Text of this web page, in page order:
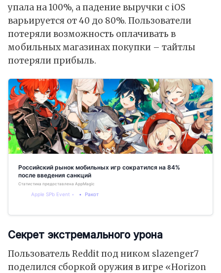
упала на 100%, а падение выручки с iOS
варьируется от 40 до 80%. Пользователи
потеряли возможность оплачивать в
мобильных магазинах покупки – тайтлы
потеряли прибыль.
Российский рынок мобильных игр сократился на 84%
после введения санкций
Статистика предоставлена AppMagic
Apple SPb Event Ракот
Секрет экстремального урона
Пользователь Reddit под ником slazenger7
поделился сборкой оружия в игре «Horizon